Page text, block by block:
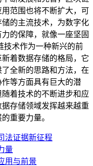
范围也将不断扩大，可
的主流技术，为数字化
的保障，就像一座坚固
技术作为一种新兴的前
着数据存储的格局，它
全新的思路和方法，在
等方面具有巨大的潜
着技术的不断进步和应
存储领域发挥越来越重
重要力量。
法证据新征程
量
用与前景